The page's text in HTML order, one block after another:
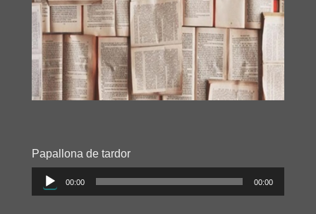
Papallona de tardor
Reproductor
d'àudio
00:00 00:00